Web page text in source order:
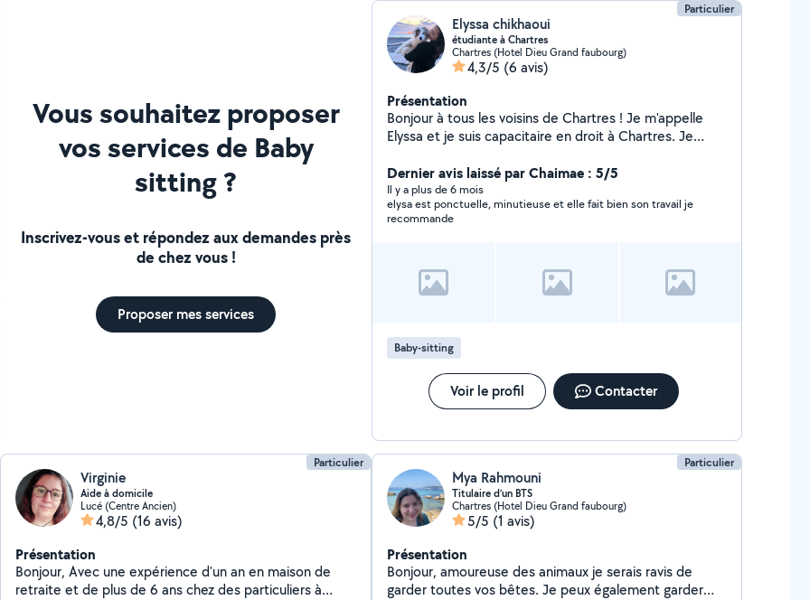
Vous souhaitez proposer
vos services de Baby
sitting ?
Inscrivez-vous et répondez aux demandes près
de chez vous !
Proposer mes services
Particulier
Elyssa chikhaoui
étudiante à Chartres
Chartres (Hotel Dieu Grand faubourg)
4,3/5 (6 avis)
Présentation
Bonjour à tous les voisins de Chartres ! Je m'appelle
Elyssa et je suis capacitaire en droit à Chartres. Je
jardinage et diverses autre tâches ! Si vous avez besoin
d'un coup de main dans ces domaines, n'hésitez pas à
me contacter. Je suis motivée, fiable et prête à rendre
service :)
Dernier avis laissé par Chaimae : 5/5
Il y a plus de 6 mois
elysa est ponctuelle, minutieuse et elle fait bien son travail je
recommande
Baby-sitting
Voir le profil Contacter
Particulier
Virginie
Aide à domicile
Lucé (Centre Ancien)
4,8/5 (16 avis)
Présentation
Bonjour, Avec une expérience d'un an en maison de
retraite et de plus de 6 ans chez des particuliers à
Particulier
Mya Rahmouni
Titulaire d’un BTS
Chartres (Hotel Dieu Grand faubourg)
5/5 (1 avis)
Présentation
Bonjour, amoureuse des animaux je serais ravis de
garder toutes vos bêtes. Je peux également garder